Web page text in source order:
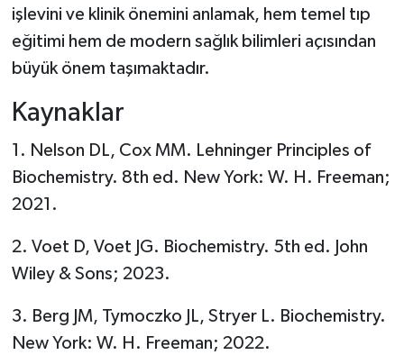
işlevini ve klinik önemini anlamak, hem temel tıp
eğitimi hem de modern sağlık bilimleri açısından
büyük önem taşımaktadır.
Kaynaklar
1. Nelson DL, Cox MM. Lehninger Principles of
Biochemistry. 8th ed. New York: W. H. Freeman;
2021.
2. Voet D, Voet JG. Biochemistry. 5th ed. John
Wiley & Sons; 2023.
3. Berg JM, Tymoczko JL, Stryer L. Biochemistry.
New York: W. H. Freeman; 2022.